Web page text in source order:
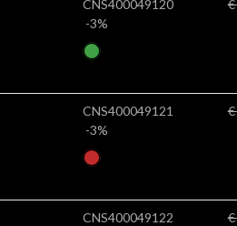
CNS400049120
-3%
€
CNS400049121
-3%
€
CNS400049122
€